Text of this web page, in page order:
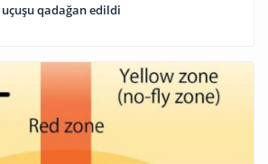
qadağan edildi